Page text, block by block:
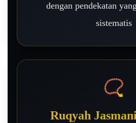
dengan pendekatan
sistematis
📿
Ruqyah